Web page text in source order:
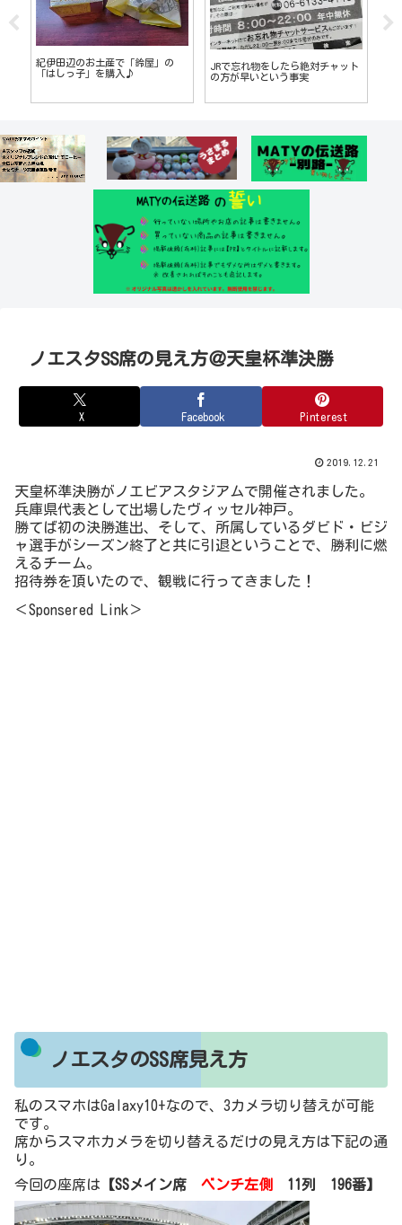
マスク情報！フェリシモのスヌー
ドマスクがおしゃれで使える！
パー「ヤマダストアー」
ノエスタSS席の見え方＠天皇杯準決勝
X Facebook Pinterest
2019.12.21
天皇杯準決勝がノエビアスタジアムで開催されました。
兵庫県代表として出場したヴィッセル神戸。
勝てば初の決勝進出、そして、所属しているダビド・ビジ
ャ選手がシーズン終了と共に引退ということで、勝利に燃
えるチーム。
招待券を頂いたので、観戦に行ってきました！
＜Sponsered Link＞
ノエスタのSS席見え方
私のスマホはGalaxy10+なので、3カメラ切り替えが可能
です。
席からスマホカメラを切り替えるだけの見え方は下記の通
り。
今回の座席は 【SSメイン席 ベンチ左側 11列 196番】